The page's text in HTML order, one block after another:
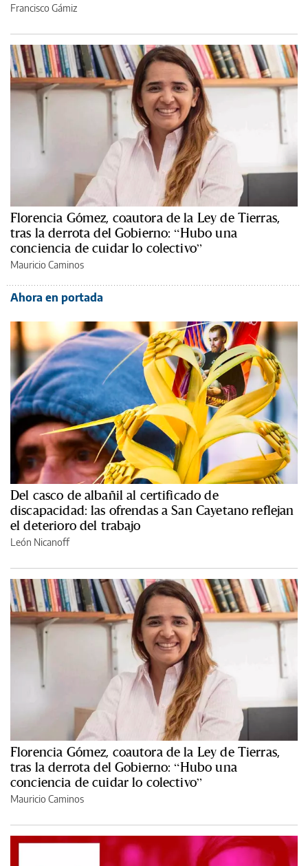
Francisco Gámiz
Florencia Gómez, coautora de la Ley de Tierras,
tras la derrota del Gobierno: “Hubo una
conciencia de cuidar lo colectivo”
Mauricio Caminos
Ahora en portada
Del casco de albañil al certificado de
discapacidad: las ofrendas a San Cayetano reflejan
el deterioro del trabajo
León Nicanoff
Florencia Gómez, coautora de la Ley de Tierras,
tras la derrota del Gobierno: “Hubo una
conciencia de cuidar lo colectivo”
Mauricio Caminos